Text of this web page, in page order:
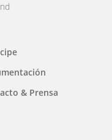
& Prensa